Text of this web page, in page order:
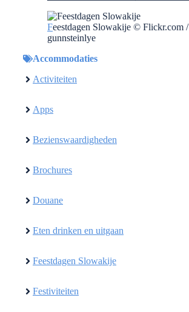
Feestdagen Slowakije © Flickr.com /
gunnsteinlye
Accommodaties
Activiteiten
Apps
Bezienswaardigheden
Brochures
Douane
Eten drinken en uitgaan
Feestdagen Slowakije
Festiviteiten